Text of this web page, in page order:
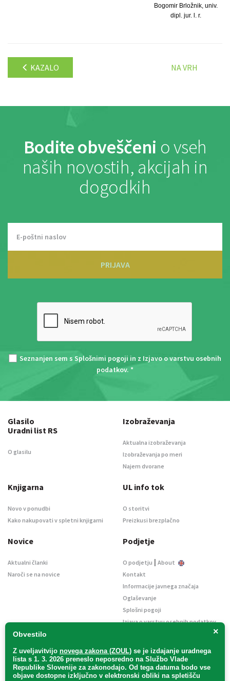
Bogomir Brložnik, univ.
dipl. jur. l. r.
KAZALO NA VRH
Bodite obveščeni o vseh
naših novostih, akcijah in
dogodkih
PRIJAVA
Seznanjen sem s Splošnimi pogoji in z Izjavo o varstvu osebnih
podatkov. *
×
Obvestilo
Z uveljavitvijo novega zakona (ZOUL) se je izdajanje uradnega
lista s 1. 3. 2026 preneslo neposredno na Službo Vlade
Republike Slovenije za zakonodajo. Od tega datuma bodo vse
objave dostopne izključno v elektronski obliki na spletišču
Glasilo
Uradni list RS
O glasilu
Izobraževanja
Aktualna izobraževanja
Izobraževanja po meri
Najem dvorane
Knjigarna
Novo v ponudbi
Kako nakupovati v spletni knjigarni
UL info tok
O storitvi
Preizkusi brezplačno
Novice
Aktualni članki
Naroči se na novice
Podjetje
O podjetju | About
Kontakt
Informacije javnega značaja
Oglaševanje
Splošni pogoji
Izjava o varstvu osebnih podatkov